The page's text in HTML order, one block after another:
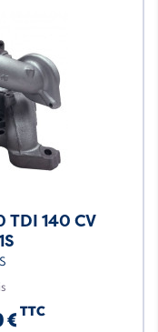
TDI 140 CV
€ TTC